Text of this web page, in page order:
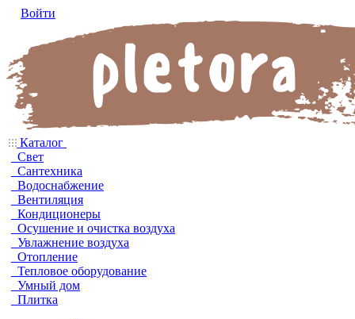
Войти
Каталог
Свет
Сантехника
Водоснабжение
Вентиляция
Кондиционеры
Осушение и очистка воздуха
Увлажнение воздуха
Отопление
Тепловое оборудование
Умный дом
Плитка